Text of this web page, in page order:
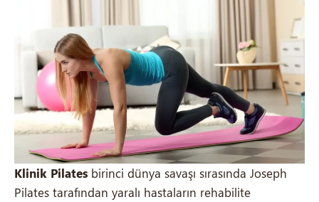
Klinik Pilates birinci dünya savaşı sırasında Joseph
Pilates tarafından yaralı hastaların rehabilite